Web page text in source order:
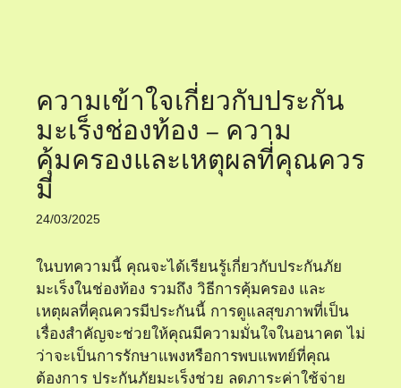
ความเข้าใจเกี่ยวกับประกัน
มะเร็งช่องท้อง – ความ
คุ้มครองและเหตุผลที่คุณควร
มี
24/03/2025
ในบทความนี้ คุณจะได้เรียนรู้เกี่ยวกับประกันภัย
มะเร็งในช่องท้อง รวมถึง วิธีการคุ้มครอง และ
เหตุผลที่คุณควรมีประกันนี้ การดูแลสุขภาพที่เป็น
เรื่องสำคัญจะช่วยให้คุณมีความมั่นใจในอนาคต ไม่
ว่าจะเป็นการรักษาแพงหรือการพบแพทย์ที่คุณ
ต้องการ ประกันภัยมะเร็งช่วย ลดภาระค่าใช้จ่าย